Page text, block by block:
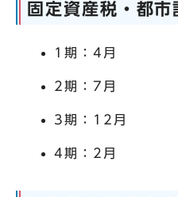
固定資産税・都市
1期：4月
2期：7月
3期：12月
4期：2月